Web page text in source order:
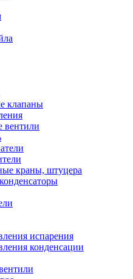
клапаны
краны, штуцера
испарения
конденсации